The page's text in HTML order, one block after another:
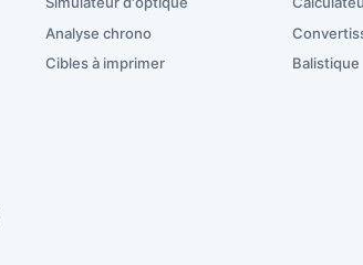
Analyse chrono
Cibles à imprimer
Balistique